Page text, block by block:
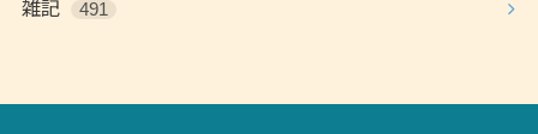
雑記 491